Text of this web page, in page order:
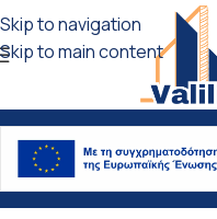
Skip to navigation
Skip to main content